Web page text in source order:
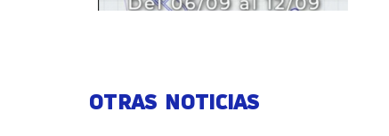
OTRAS NOTICIAS